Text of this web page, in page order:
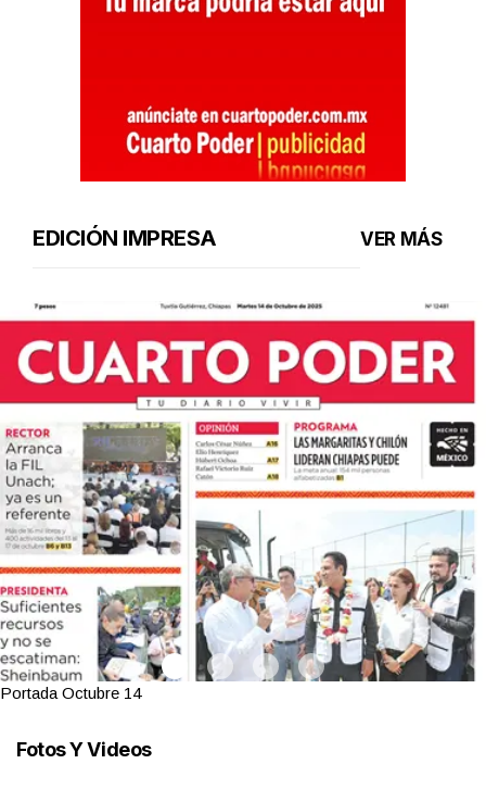
EDICIÓN IMPRESA VER MÁS
Portada Octubre 14
Fotos Y Videos